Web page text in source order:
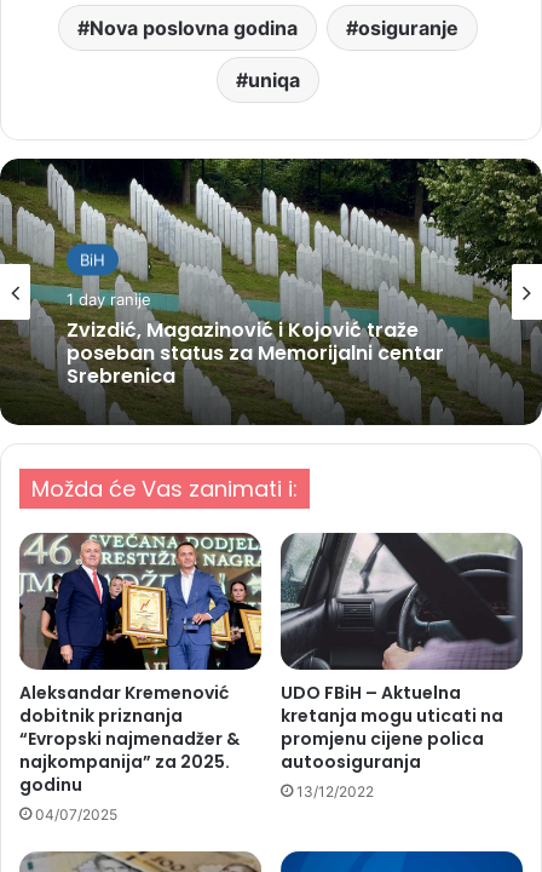
Nova poslovna godina osiguranje
uniqa
BiH
1 day ranije
Zvizdić, Magazinović i Kojović traže
poseban status za Memorijalni centar
Srebrenica
Možda će Vas zanimati i:
Aleksandar Kremenović
dobitnik priznanja
“Evropski najmenadžer &
najkompanija” za 2025.
godinu
04/07/2025
UDO FBiH – Aktuelna
kretanja mogu uticati na
promjenu cijene polica
autoosiguranja
13/12/2022